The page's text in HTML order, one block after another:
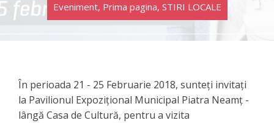
Eveniment, Prima pagina, STIRI LOCALE
În perioada 21 - 25 Februarie 2018, sunteți invitați
la Pavilionul Expozițional Municipal Piatra Neamț -
lângă Casa de Cultură, pentru a vizita